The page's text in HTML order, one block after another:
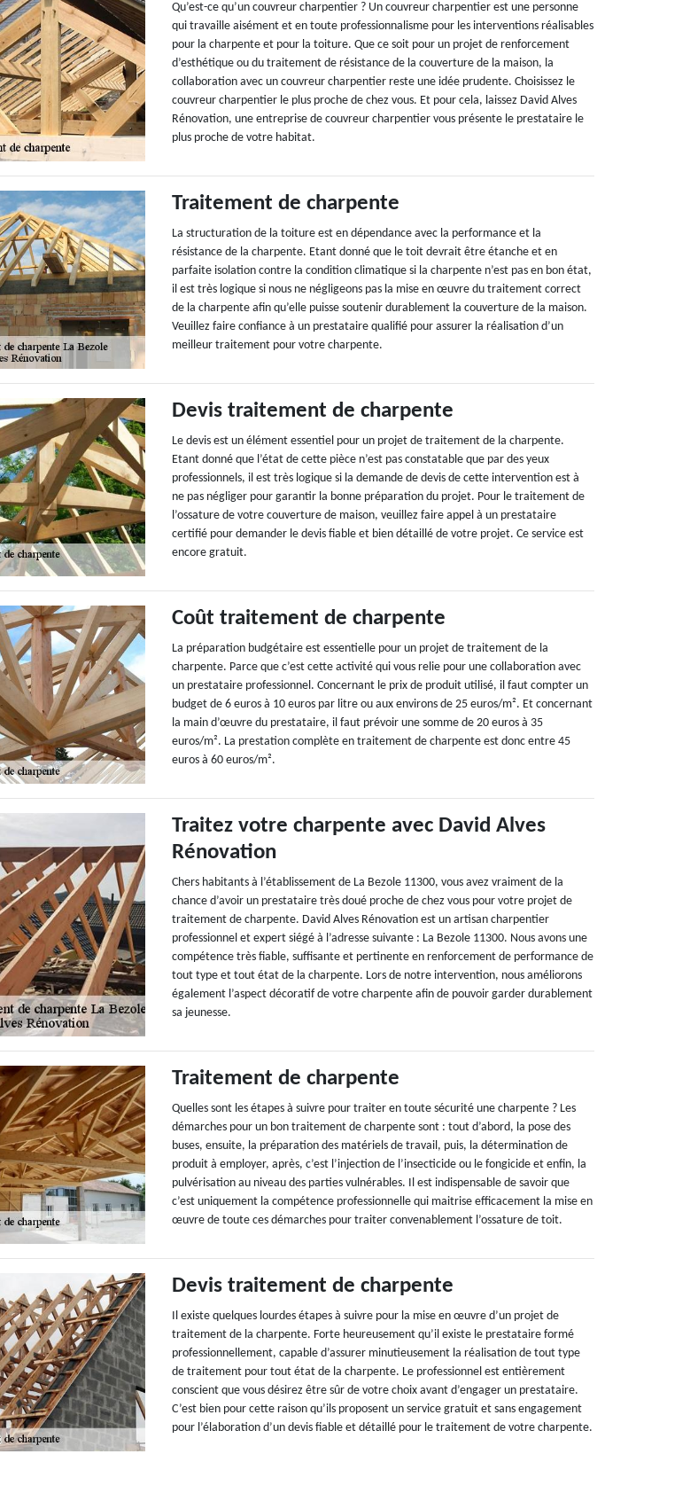
Qu’est-ce qu’un couvreur charpentier ? Un couvreur charpentier est une personne
qui travaille aisément et en toute professionnalisme pour les interventions réalisables
pour la charpente et pour la toiture. Que ce soit pour un projet de renforcement
d’esthétique ou du traitement de résistance de la couverture de la maison, la
collaboration avec un couvreur charpentier reste une idée prudente. Choisissez le
couvreur charpentier le plus proche de chez vous. Et pour cela, laissez David Alves
Rénovation, une entreprise de couvreur charpentier vous présente le prestataire le
plus proche de votre habitat.
Traitement de charpente
La structuration de la toiture est en dépendance avec la performance et la
résistance de la charpente. Etant donné que le toit devrait être étanche et en
parfaite isolation contre la condition climatique si la charpente n’est pas en bon état,
il est très logique si nous ne négligeons pas la mise en œuvre du traitement correct
de la charpente afin qu’elle puisse soutenir durablement la couverture de la maison.
Veuillez faire confiance à un prestataire qualifié pour assurer la réalisation d’un
meilleur traitement pour votre charpente.
Devis traitement de charpente
Le devis est un élément essentiel pour un projet de traitement de la charpente.
Etant donné que l’état de cette pièce n’est pas constatable que par des yeux
professionnels, il est très logique si la demande de devis de cette intervention est à
ne pas négliger pour garantir la bonne préparation du projet. Pour le traitement de
l’ossature de votre couverture de maison, veuillez faire appel à un prestataire
certifié pour demander le devis fiable et bien détaillé de votre projet. Ce service est
encore gratuit.
Coût traitement de charpente
La préparation budgétaire est essentielle pour un projet de traitement de la
charpente. Parce que c’est cette activité qui vous relie pour une collaboration avec
un prestataire professionnel. Concernant le prix de produit utilisé, il faut compter un
budget de 6 euros à 10 euros par litre ou aux environs de 25 euros/m². Et concernant
la main d’œuvre du prestataire, il faut prévoir une somme de 20 euros à 35
euros/m². La prestation complète en traitement de charpente est donc entre 45
euros à 60 euros/m².
Traitez votre charpente avec David Alves
Rénovation
Chers habitants à l’établissement de La Bezole 11300, vous avez vraiment de la
chance d’avoir un prestataire très doué proche de chez vous pour votre projet de
traitement de charpente. David Alves Rénovation est un artisan charpentier
professionnel et expert siégé à l’adresse suivante : La Bezole 11300. Nous avons une
compétence très fiable, suffisante et pertinente en renforcement de performance de
tout type et tout état de la charpente. Lors de notre intervention, nous améliorons
également l’aspect décoratif de votre charpente afin de pouvoir garder durablement
sa jeunesse.
Traitement de charpente
Quelles sont les étapes à suivre pour traiter en toute sécurité une charpente ? Les
démarches pour un bon traitement de charpente sont : tout d’abord, la pose des
buses, ensuite, la préparation des matériels de travail, puis, la détermination de
produit à employer, après, c’est l’injection de l’insecticide ou le fongicide et enfin, la
pulvérisation au niveau des parties vulnérables. Il est indispensable de savoir que
c’est uniquement la compétence professionnelle qui maitrise efficacement la mise en
œuvre de toute ces démarches pour traiter convenablement l’ossature de toit.
Devis traitement de charpente
Il existe quelques lourdes étapes à suivre pour la mise en œuvre d’un projet de
traitement de la charpente. Forte heureusement qu’il existe le prestataire formé
professionnellement, capable d’assurer minutieusement la réalisation de tout type
de traitement pour tout état de la charpente. Le professionnel est entièrement
conscient que vous désirez être sûr de votre choix avant d’engager un prestataire.
C’est bien pour cette raison qu’ils proposent un service gratuit et sans engagement
pour l’élaboration d’un devis fiable et détaillé pour le traitement de votre charpente.